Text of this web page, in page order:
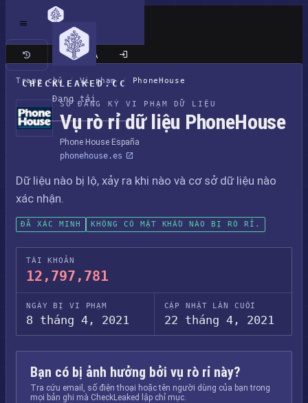
CHECKLEAKED.CC
Đang tải
Trang cổ điển
Trang chủ / Vi phạm / PhoneHouse
SỔ ĐĂNG KÝ VI PHẠM DỮ LIỆU
Vụ rò rỉ dữ liệu PhoneHouse
Phone House España
phonehouse.es
Dữ liệu nào bị lộ, xảy ra khi nào và cơ sở dữ liệu nào
xác nhận.
ĐÃ XÁC MINH KHÔNG CÓ MẬT KHẨU NÀO BỊ RÒ RỈ.
TÀI KHOẢN
12,797,781
NGÀY BỊ VI PHẠM
8 tháng 4, 2021
CẬP NHẬT LẦN CUỐI
22 tháng 4, 2021
Bạn có bị ảnh hưởng bởi vụ rò rỉ này?
Tra cứu email, số điện thoại hoặc tên người dùng của bạn trong
mọi bản ghi mà CheckLeaked lập chỉ mục.